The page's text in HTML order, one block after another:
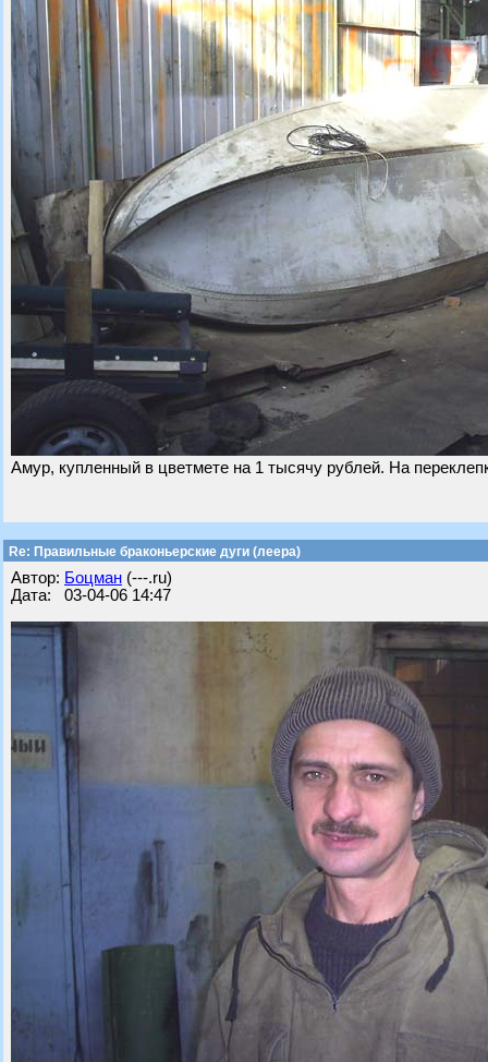
Амур, купленный в цветмете на 1 тысячу рублей. На
Re: Правильные браконьерские дуги (леера)
Автор: Бoцман (---.ru)
Дата: 03-04-06 14:47